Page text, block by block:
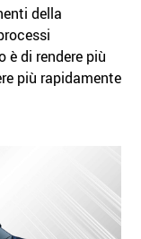
della
di rendere più
più rapidamente